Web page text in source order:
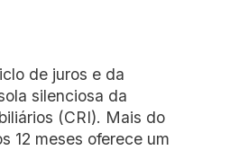
de juros e da
silenciosa da
(CRI). Mais do
12 meses oferece um